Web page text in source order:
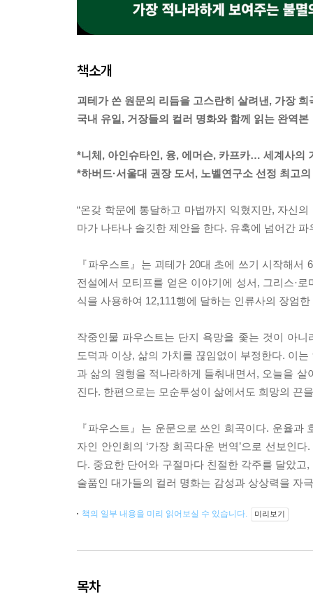
책소개
괴테가 쓴 원문의 리듬을 고스란히 살려낸, 가장 희
국내 유일, 거장들의 컬러 명화와 함께 읽는 완역본
*니체, 아인슈타인, 융, 에머슨, 카프카… 세계사의
*하버드·서울대 권장 도서, 노벨연구소 선정 최고
“온갖 학문에 통달하고 마법까지 익혔지만, 자신
마가 나타나 솔깃한 제안을 한다. 유혹에 넘어간
『파우스트』는 괴테가 20대 초에 쓰기 시작해
전설에서 모티프를 얻은 이야기에 성서, 그리스·
식을 사용하여 12,111행에 달하는 인류사의 장엄
작중인물 파우스트는 단지 욕망을 좇는 것이 아
도덕과 이상, 삶의 가치를 끊임없이 부정한다. 이
과 삶의 원형을 적나라하게 들춰내면서, 오늘을
진다. 한편으로는 모순투성이 삶에서도 희망의 끈
『파우스트』는 운문으로 쓰인 희곡이다. 운율
자인 안인희의 ‘가장 희곡다운 번역’으로 선보인
다. 중요한 단어와 구절마다 친절한 각주를 달았
술품인 대가들의 컬러 명화는 감성과 상상력을 자
책의 일부 내용을 미리 읽어보실 수 있습니다. 미리보기
목차